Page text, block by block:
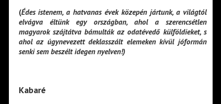
(Édes istenem, a hatvanas évek közepén jártunk, a világtól
elvágva éltünk egy országban, ahol a szerencsétlen
magyarok szájtátva bámulták az odatévedő külföldieket, s
ahol az úgynevezett deklasszált elemeken kívül jóformán
senki sem beszélt idegen nyelven!)
Kabaré